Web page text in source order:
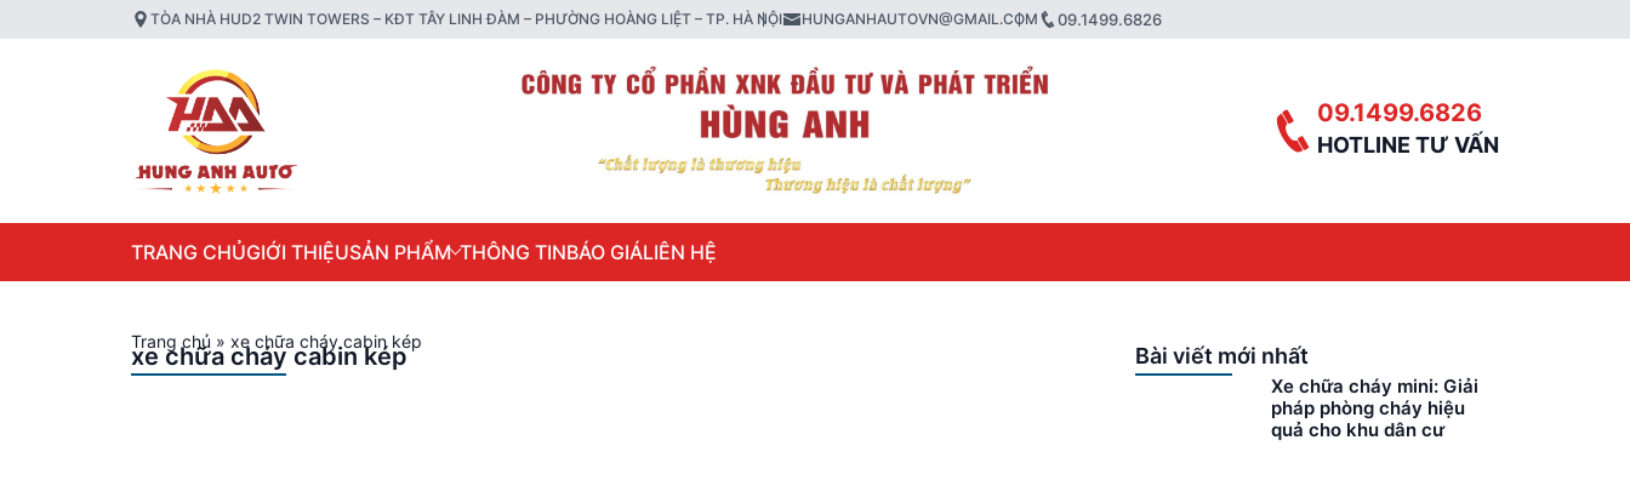
TÒA NHÀ HUD2 TWIN TOWERS – KĐT TÂY LINH ĐÀM – PHƯỜNG HOÀNG LIỆT – TP. HÀ NỘI HUNGANHAUTOVN@GMAIL.COM 09.1499.6826
09.1499.6826
HOTLINE TƯ VẤN
TRANG CHỦGIỚI THIỆUSẢN PHẨM THÔNG TINBÁO GIÁLIÊN HỆ
Trang chủ » xe chữa cháy cabin kép
xe chữa cháy cabin kép Bài viết mới nhất
Xe chữa cháy mini: Giải
pháp phòng cháy hiệu
quả cho khu dân cư